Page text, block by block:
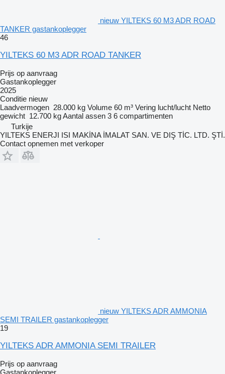
nieuw YILTEKS 60 M3 ADR ROAD
TANKER gastankoplegger
46
YILTEKS 60 M3 ADR ROAD TANKER
Prijs op aanvraag
Gastankoplegger
2025
Conditie nieuw
Laadvermogen 28.000 kg Volume 60 m³ Vering lucht/lucht Netto
gewicht 12.700 kgAantal assen 3 6 compartimenten
Turkije
YILTEKS ENERJI ISI MAKİNA İMALAT SAN. VE DIŞ TİC. LTD. ŞTİ.
Contact opnemen met verkoper
nieuw YILTEKS ADR AMMONIA
SEMI TRAILER gastankoplegger
19
YILTEKS ADR AMMONIA SEMI TRAILER
Prijs op aanvraag
Gastankoplegger